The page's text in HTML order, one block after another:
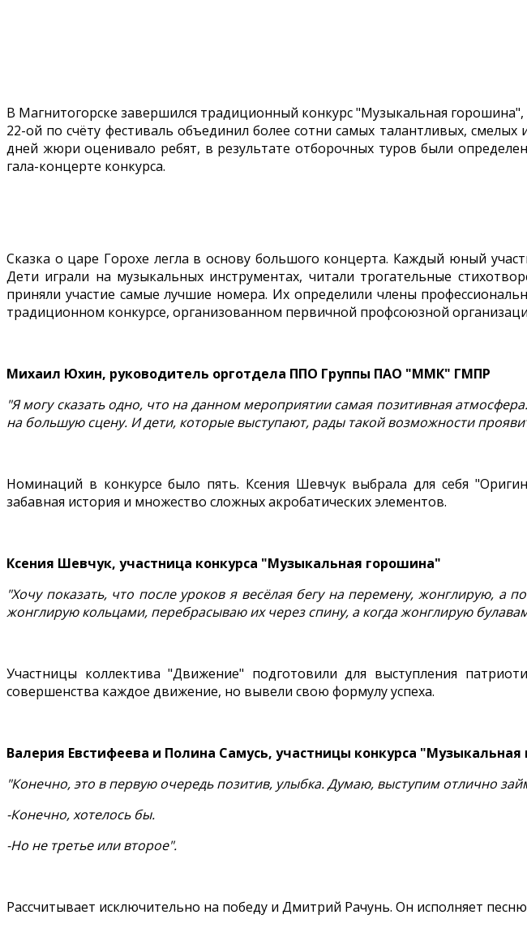
В Магнитогорске завершился традиционный конкурс "Музыкальная
22-ой по счёту фестиваль объединил более сотни самых талантливых,
дней жюри оценивало ребят, в результате отборочных туров были
гала-концерте конкурса.
Сказка о царе Горохе легла в основу большого концерта. Каждый юный
Дети играли на музыкальных инструментах, читали трогательные
приняли участие самые лучшие номера. Их определили члены
традиционном конкурсе, организованном первичной профсоюзной
Михаил Юхин, руководитель орготдела ППО Группы ПАО "ММК" ГМПР
"Я могу сказать одно, что на данном мероприятии самая позитивная
на большую сцену. И дети, которые выступают, рады такой возможности
Номинаций в конкурсе было пять. Ксения Шевчук выбрала для себя
забавная история и множество сложных акробатических элементов.
Ксения Шевчук, участница конкурса "Музыкальная горошина"
"Хочу показать, что после уроков я весёлая бегу на перемену, жонглирую, а
жонглирую кольцами, перебрасываю их через спину, а когда жонглирую
Участницы коллектива "Движение" подготовили для выступления
совершенства каждое движение, но вывели свою формулу успеха.
Валерия Евстифеева и Полина Самусь, участницы конкурса
"Конечно, это в первую очередь позитив, улыбка. Думаю, выступим отлично
-Конечно, хотелось бы.
-Но не третье или второе".
Рассчитывает исключительно на победу и Дмитрий Рачунь. Он исполняет